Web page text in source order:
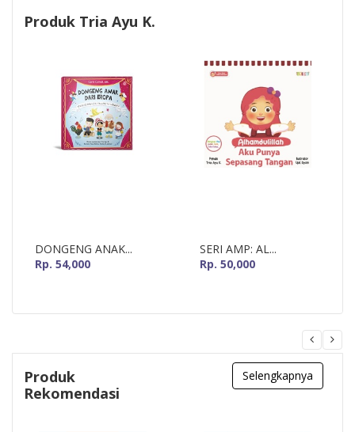
Produk Tria Ayu K.
DONGENG ANAK...
Rp. 54,000
SERI AMP: AL...
Rp. 50,000
Produk
Rekomendasi
Selengkapnya